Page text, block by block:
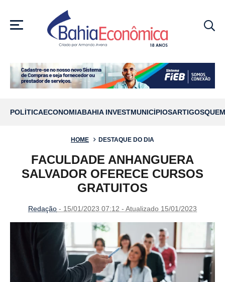
MENU
POLÍTICAECONOMIABAHIA INVESTMUNICÍPIOSARTIGOS
HOME DESTAQUE DO DIA
FACULDADE ANHANGUERA
SALVADOR OFERECE CURSOS
GRATUITOS
Redação - 15/01/2023 07:12 - Atualizado 15/01/2023